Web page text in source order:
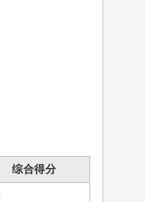
综合得分